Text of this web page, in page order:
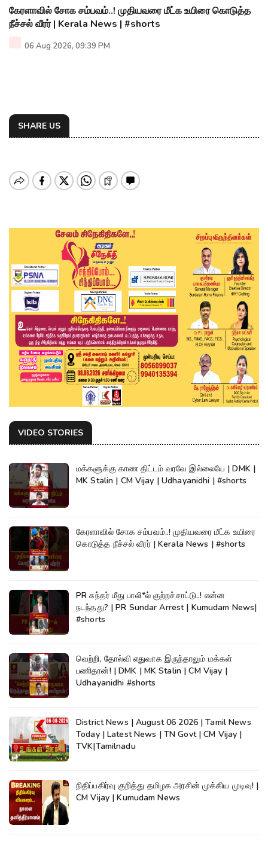
கேரளாவில் சோக சம்பவம்..! முதியவரை மீட்க உயிரை கொடுத்த
நீச்சல் வீரர் | Kerala News | #shorts
06 Aug 2026, 09:39 PM
SHARE US
VIDEO STORIES
மக்களுக்கு காண திட்டம் வரவே இல்லையே | DMK |
MK Stalin | CM Vijay | Udhayanidhi | #shorts
கேரளாவில் சோக சம்பவம்..! முதியவரை மீட்க உயிரை
கொடுத்த நீச்சல் வீரர் | Kerala News | #shorts
PR சுந்தர் மீது பாலி*ல் குற்றச்சாட்டு..! என்ன
நடந்தது? | PR Sundar Arrest | Kumudam News|
#shorts
வெற்றி, தோல்வி எதுவாக இருந்தாலும் மக்கள்
பணிதான்! | DMK | MK Stalin | CM Vijay |
Udhayanidhi #shorts
District News | August 06 2026 | Tamil News
Today | Latest News | TN Govt | CM Vijay |
TVK|Tamilnadu
நிதிப்பகிர்வு குறித்து தமிழக அரசின் முக்கிய முடிவு! |
CM Vijay | Kumudam News